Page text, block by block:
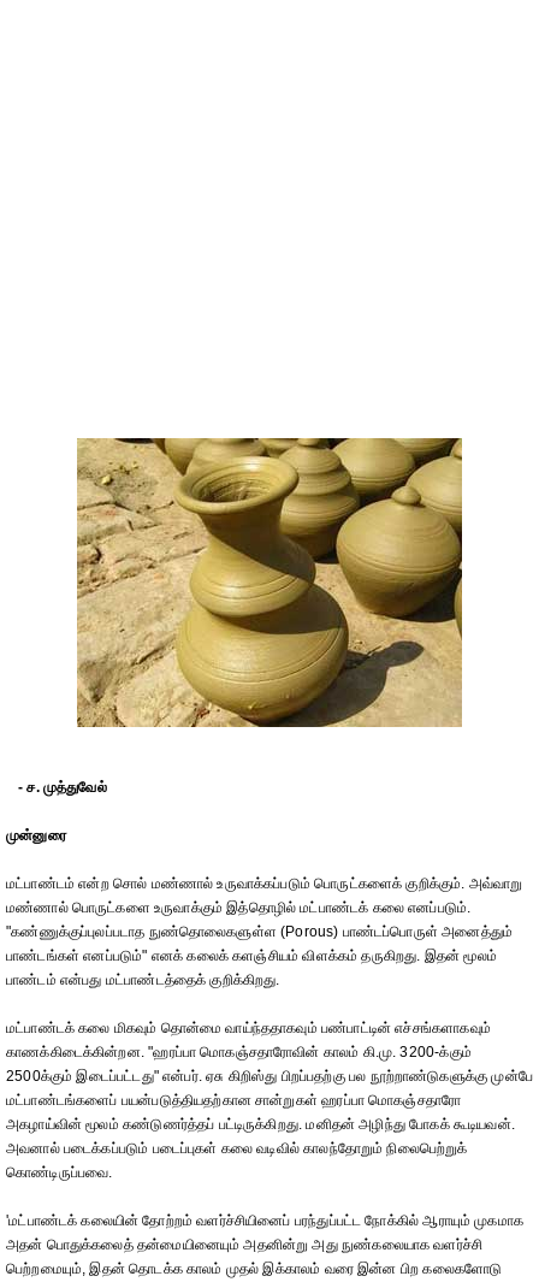
- ச. முத்துவேல்
முன்னுரை
மட்பாண்டம் என்ற சொல் மண்ணால் உருவாக்கப்படும் பொருட்களைக் குறிக்கும். அவ்வாறு
மண்ணால் பொருட்களை உருவாக்கும் இத்தொழில் மட்பாண்டக் கலை எனப்படும்.
"கண்ணுக்குப்புலப்படாத நுண்தொலைகளுள்ள (Porous) பாண்டப்பொருள் அனைத்தும்
பாண்டங்கள் எனப்படும்" எனக் கலைக் களஞ்சியம் விளக்கம் தருகிறது. இதன் மூலம்
பாண்டம் என்பது மட்பாண்டத்தைக் குறிக்கிறது.
மட்பாண்டக் கலை மிகவும் தொன்மை வாய்ந்ததாகவும் பண்பாட்டின் எச்சங்களாகவும்
காணக்கிடைக்கின்றன. "ஹரப்பா மொகஞ்சதாரோவின் காலம் கி.மு. 3200-க்கும்
2500க்கும் இடைப்பட்டது" என்பர். ஏசு கிறிஸ்து பிறப்பதற்கு பல நூற்றாண்டுகளுக்கு முன்பே
மட்பாண்டங்களைப் பயன்படுத்தியதற்கான சான்றுகள் ஹரப்பா மொகஞ்சதாரோ
அகழாய்வின் மூலம் கண்டுணர்த்தப் பட்டிருக்கிறது. மனிதன் அழிந்து போகக் கூடியவன்.
அவனால் படைக்கப்படும் படைப்புகள் கலை வடிவில் காலந்தோறும் நிலைபெற்றுக்
கொண்டிருப்பவை.
'மட்பாண்டக் கலையின் தோற்றம் வளர்ச்சியினைப் பரந்துப்பட்ட நோக்கில் ஆராயும் முகமாக
அதன் பொதுக்கலைத் தன்மையினையும் அதனின்று அது நுண்கலையாக வளர்ச்சி
பெற்றமையும், இதன் தொடக்க காலம் முதல் இக்காலம் வரை இன்ன பிற கலைகளோடு